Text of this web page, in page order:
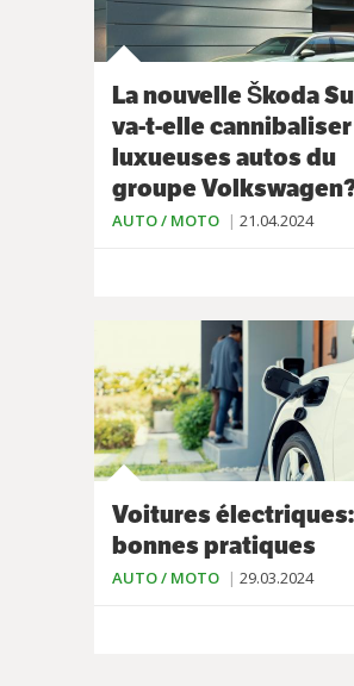
La nouvelle Škoda
va-t-elle
luxueuses autos du
groupe
AUTO / MOTO 21.04.2024
Voitures
bonnes pratiques
AUTO / MOTO 29.03.2024